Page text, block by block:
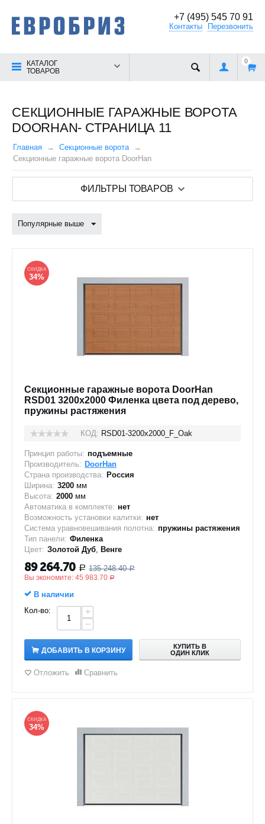
+7 (495) 545 70 91
Контакты Перезвонить
КАТАЛОГ
ТОВАРОВ
0
СЕКЦИОННЫЕ ГАРАЖНЫЕ ВОРОТА
DOORHAN- СТРАНИЦА 11
Главная
Секционные ворота
Секционные гаражные ворота DoorHan
ФИЛЬТРЫ ТОВАРОВ
Популярные выше
СКИДКА
34%
Секционные гаражные ворота DoorHan
RSD01 3200x2000 Филенка цвета под дерево,
пружины растяжения
КОД: RSD01-3200х2000_F_Oak
Принцип работы: подъемные
Производитель: DoorHan
Страна производства: Россия
Ширина: 3200 мм
Высота: 2000 мм
Автоматика в комплекте: нет
Возможность установки калитки: нет
Система уравновешивания полотна: пружины растяжения
Тип панели: Филенка
Цвет: Золотой Дуб, Венге
89 264.70 Р 135 248.40 Р
Вы экономите: 45 983.70 Р
В наличии
Кол-во:
+
−
ДОБАВИТЬ В КОРЗИНУ
КУПИТЬ В
ОДИН КЛИК
Отложить Сравнить
СКИДКА
34%